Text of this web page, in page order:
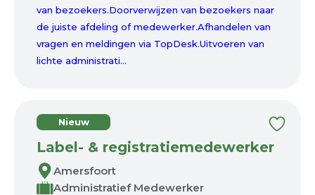
van bezoekers.Doorverwijzen van bezoekers naar
de juiste afdeling of medewerker.Afhandelen van
vragen en meldingen via TopDesk.Uitvoeren van
lichte administrati...
Nieuw
Label- & registratiemedewerker
Amersfoort
Administratief Medewerker